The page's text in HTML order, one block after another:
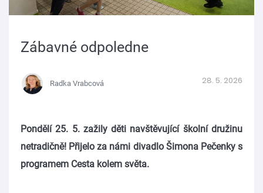
Zábavné odpoledne
Radka Vrabcová 28. 5. 2026
Pondělí 25. 5. zažily děti navštěvující školní družinu
netradičně! Přijelo za námi divadlo Šimona Pečenky s
programem Cesta kolem světa.